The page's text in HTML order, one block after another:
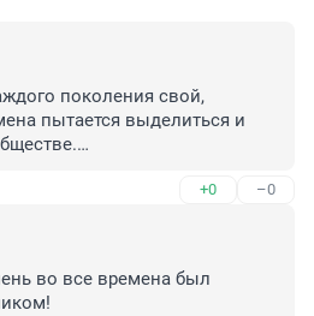
поколения свой,
пытается выделиться и
+0 –0
во все времена был